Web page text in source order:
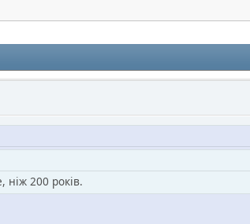
ніж 200 років.